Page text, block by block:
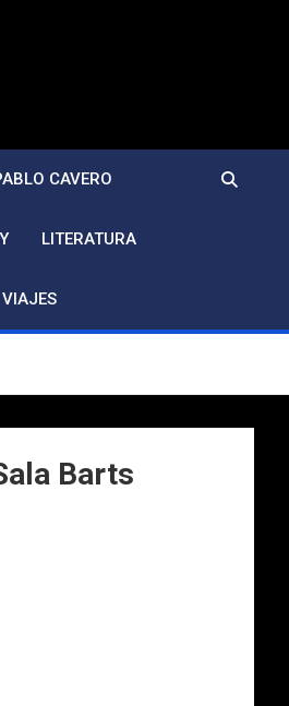
CAVERO
LITERATURA
VIAJES
Barts